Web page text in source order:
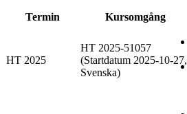
Termin Kursomgång
HT 2025
HT 2025-51057
(Startdatum 2025-10-27,
Svenska)